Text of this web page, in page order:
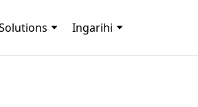
Ingarihi